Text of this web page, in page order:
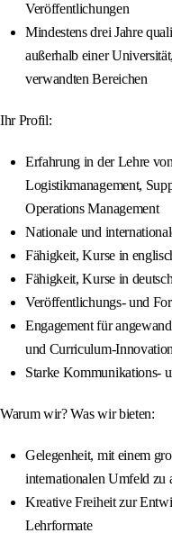
Veröffentlichungen
Mindestens drei Jahre
außerhalb einer
verwandten Bereichen
Ihr Profil:
Erfahrung in der Lehre
Logistikmanagement,
Operations Management
Nationale und
Fähigkeit, Kurse in
Fähigkeit, Kurse in
Veröffentlichungs- und
Engagement für
und Curriculum-Innovation
Starke Kommunikations-
Warum wir? Was wir bieten:
Gelegenheit, mit einem
internationalen Umfeld zu
Kreative Freiheit zur
Lehrformate